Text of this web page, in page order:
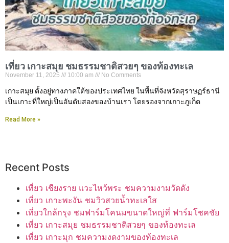
เที่ยว เกาะสมุย ชมธรรมชาติสวยๆ ของท้องทะเล
November 11, 2025 10:00 am No Comments
เกาะสมุย ตั้งอยู่ทางภาคใต้ของประเทศไทย ในพื้นที่จังหวัดสุราษฏร์ธานี
เป็นเกาะที่ใหญ่เป็นอันดับสองของบ้านเรา โดยรองจากเกาะภูเก็ต
Read More »
Recent Posts
เที่ยว เชียงราย แวะไหว้พระ ชมความงามวัดดัง
เที่ยว เกาะพะงัน ชมวิวสวยน้ำทะเลใส
เที่ยวใกล้กรุง ชมฟาร์มโคนมขนาดใหญ่ที่ ฟาร์มโชคชัย
เที่ยว เกาะสมุย ชมธรรมชาติสวยๆ ของท้องทะเล
เที่ยว เกาะมุก ชมความงดงามของท้องทะเล